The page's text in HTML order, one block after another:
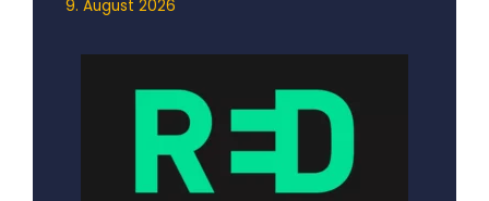
9. August 2026